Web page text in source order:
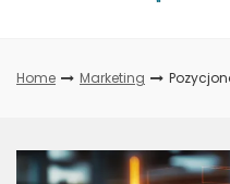
Home Marketing